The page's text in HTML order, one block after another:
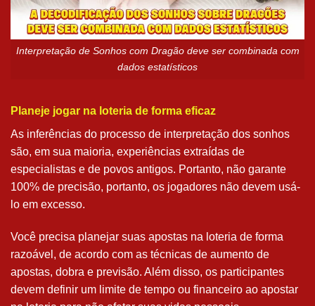
Interpretação de Sonhos com Dragão deve ser combinada com
dados estatísticos
Planeje jogar na loteria de forma eficaz
As inferências do processo de interpretação dos sonhos
são, em sua maioria, experiências extraídas de
especialistas e de povos antigos. Portanto, não garante
100% de precisão, portanto, os jogadores não devem usá-
lo em excesso.
Você precisa planejar suas apostas na loteria de forma
razoável, de acordo com as técnicas de aumento de
apostas, dobra e previsão. Além disso, os participantes
devem definir um limite de tempo ou financeiro ao apostar